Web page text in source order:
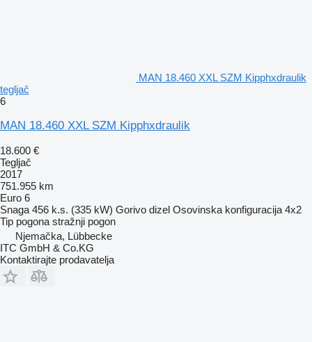
MAN 18.460 XXL SZM Kipphxdraulik
tegljač
6
MAN 18.460 XXL SZM Kipphxdraulik
18.600 €
Tegljač
2017
751.955 km
Euro 6
Snaga 456 k.s. (335 kW) Gorivo dizel Osovinska konfiguracija 4x2
Tip pogona stražnji pogon
Njemačka, Lübbecke
ITC GmbH & Co.KG
Kontaktirajte prodavatelja